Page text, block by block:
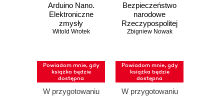
Arduino Nano.
Elektroniczne
zmysły
Witold Wrotek
Powiadom mnie, gdy
książka będzie
dostępna
W przygotowaniu
Bezpieczeństwo
narodowe
Rzeczypospolitej
Polskiej. 25 lat
Zbigniew Nowak
Powiadom mnie, gdy
książka będzie
dostępna
W przygotowaniu